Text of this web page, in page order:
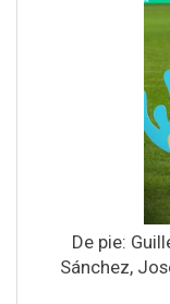
De pie:
Sánchez,